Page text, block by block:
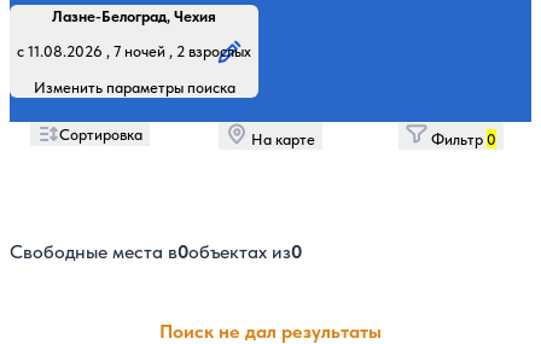
Лазне-Белоград, Чехия
с 11.08.2026 , 7 ночей , 2 взрослых
Изменить параметры поиска
Регион, курорт или название
Профиль лечения:
Отдыхающие:
Дата заезда:
Кол-во ночей:
Найти
Сортировка На карте Фильтр0
Свободные места в0объектах из0
Поиск не дал результаты